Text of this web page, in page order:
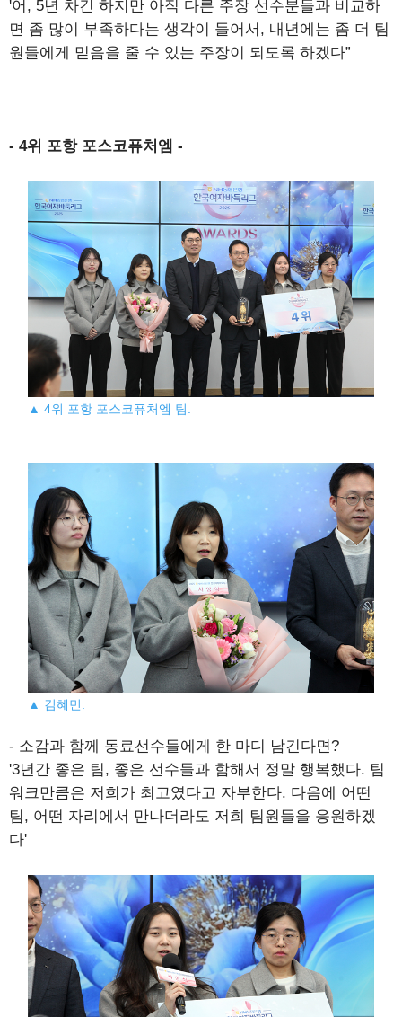
'어, 5년 차긴 하지만 아직 다른 주장 선수분들과 비교하
면 좀 많이 부족하다는 생각이 들어서, 내년에는 좀 더 팀
원들에게 믿음을 줄 수 있는 주장이 되도록 하겠다”
- 4위 포항 포스코퓨처엠 -
▲ 4위 포항 포스코퓨처엠 팀.
▲ 김혜민.
- 소감과 함께 동료선수들에게 한 마디 남긴다면?
'3년간 좋은 팀, 좋은 선수들과 함해서 정말 행복했다. 팀
워크만큼은 저희가 최고였다고 자부한다. 다음에 어떤
팀, 어떤 자리에서 만나더라도 저희 팀원들을 응원하겠
다'